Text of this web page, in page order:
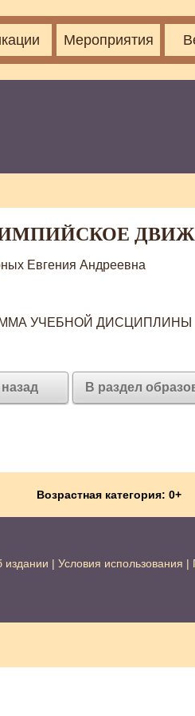
Мероприятия
Евгения Андреевна
УЧЕБНОЙ ДИСЦИПЛИНЫ
В раздел
Возрастная категория: 0+
издании | Условия использования |